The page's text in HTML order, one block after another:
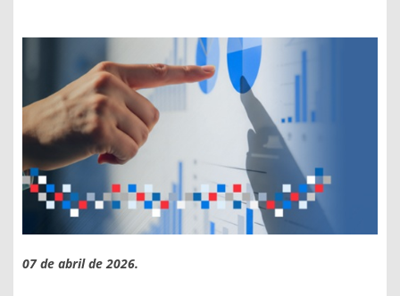
07 de abril de 2026.